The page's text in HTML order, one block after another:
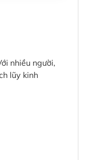
nhiều người,
lũy kinh